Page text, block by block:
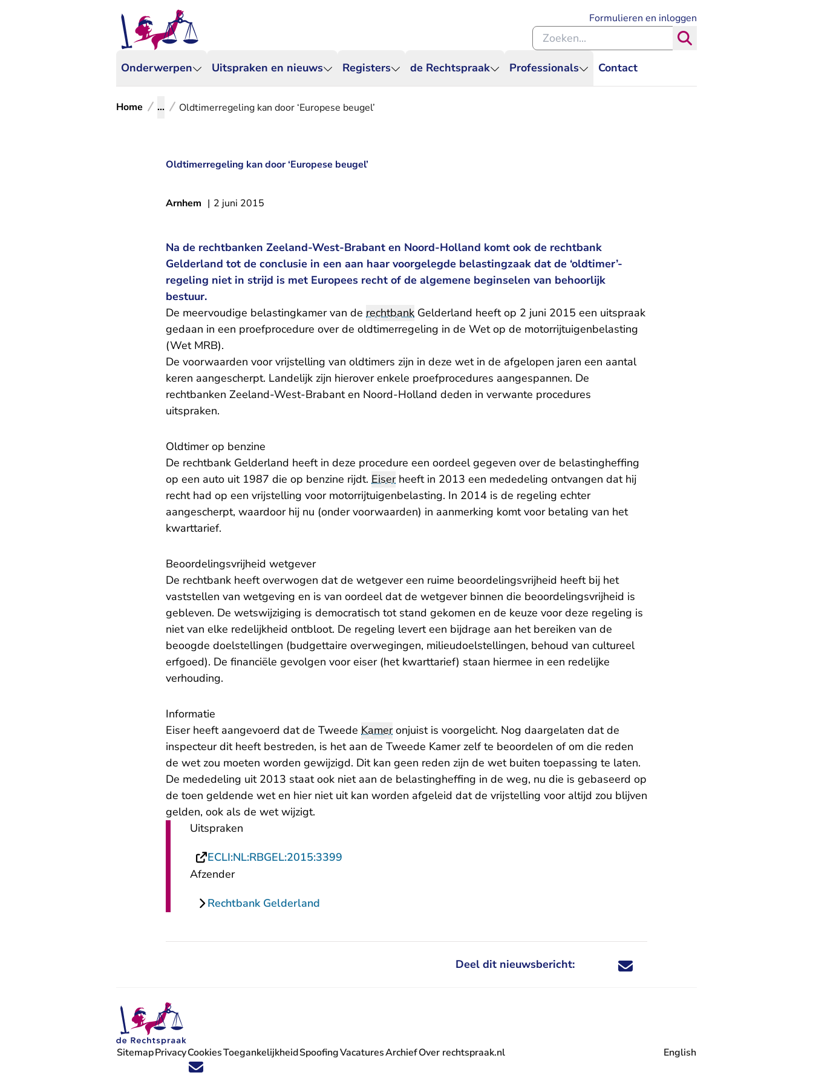
Onderwerpen Uitspraken en nieuws Registers de Rechtspraak Professionals Contact
Formulieren en inloggen
Zoeken binnen de Rechtspraak
Home ... Oldtimerregeling kan door ‘Europese beugel’
Oldtimerregeling kan door ‘Europese beugel’
Arnhem | 2 juni 2015
Na de rechtbanken Zeeland-West-Brabant en Noord-Holland komt ook de rechtbank
Gelderland tot de conclusie in een aan haar voorgelegde belastingzaak dat de ‘oldtimer’-
regeling niet in strijd is met Europees recht of de algemene beginselen van behoorlijk
bestuur.
De meervoudige belastingkamer van de rechtbank Gelderland heeft op 2 juni 2015 een uitspraak
gedaan in een proefprocedure over de oldtimerregeling in de Wet op de motorrijtuigenbelasting
(Wet MRB).
De voorwaarden voor vrijstelling van oldtimers zijn in deze wet in de afgelopen jaren een aantal
keren aangescherpt. Landelijk zijn hierover enkele proefprocedures aangespannen. De
rechtbanken Zeeland-West-Brabant en Noord-Holland deden in verwante procedures
uitspraken.
Oldtimer op benzine
De rechtbank Gelderland heeft in deze procedure een oordeel gegeven over de belastingheffing
op een auto uit 1987 die op benzine rijdt. Eiserheeft in 2013 een mededeling ontvangen dat hij
recht had op een vrijstelling voor motorrijtuigenbelasting. In 2014 is de regeling echter
aangescherpt, waardoor hij nu (onder voorwaarden) in aanmerking komt voor betaling van het
kwarttarief.
Beoordelingsvrijheid wetgever
De rechtbank heeft overwogen dat de wetgever een ruime beoordelingsvrijheid heeft bij het
vaststellen van wetgeving en is van oordeel dat de wetgever binnen die beoordelingsvrijheid is
gebleven. De wetswijziging is democratisch tot stand gekomen en de keuze voor deze regeling is
niet van elke redelijkheid ontbloot. De regeling levert een bijdrage aan het bereiken van de
beoogde doelstellingen (budgettaire overwegingen, milieudoelstellingen, behoud van cultureel
erfgoed). De financiële gevolgen voor eiser (het kwarttarief) staan hiermee in een redelijke
verhouding.
Informatie
Eiser heeft aangevoerd dat de Tweede Kameronjuist is voorgelicht. Nog daargelaten dat de
inspecteur dit heeft bestreden, is het aan de Tweede Kamer zelf te beoordelen of om die reden
de wet zou moeten worden gewijzigd. Dit kan geen reden zijn de wet buiten toepassing te laten.
De mededeling uit 2013 staat ook niet aan de belastingheffing in de weg, nu die is gebaseerd op
de toen geldende wet en hier niet uit kan worden afgeleid dat de vrijstelling voor altijd zou blijven
gelden, ook als de wet wijzigt.
Uitspraken
ECLI:NL:RBGEL:2015:3399
Afzender
Rechtbank Gelderland
Deel dit nieuwsbericht: Deel dit nieuwsbericht via X - U verlaat
Deel dit nieuwsbericht via Facebook - U
Deel dit nieuwsbericht via e-mail
Deel dit nieuwsbericht via LinkedIn - U
Volg ons op X (Twitter) - U verlaat Rechtspraak.nl
Volg ons op Facebook - U verlaat Rechtspraak.nl
Volg ons op Instagram - U verlaat Rechtspraak.nl
Volg ons op Youtube - U verlaat Rechtspraak.nl
Volg ons op LinkedIn - U verlaat Rechtspraak.nl
'Blijf op de hoogte' nieuwsbrief - U verlaat Rechtspraak.nl
SitemapPrivacyCookiesToegankelijkheidSpoofingVacatures
- U verlaat Rechtspraak.nl
ArchiefOver rechtspraak.nl English